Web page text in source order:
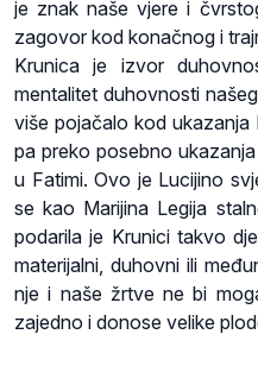
je znak naše vjere i
zagovor kod konačnog i
Krunica je izvor
mentalitet duhovnosti
više pojačalo kod ukazanja
pa preko posebno
u Fatimi. Ovo je Lucijino
se kao Marijina Legija
podarila je Krunici takvo
materijalni, duhovni ili
nje i naše žrtve ne bi
zajedno i donose velike